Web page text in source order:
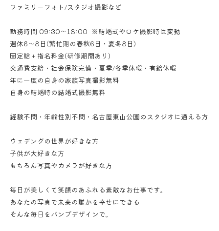
ファミリーフォト/スタジオ撮影など
勤務時間 09:30～18:00 ※結婚式やロケ撮影時は変動
週休6～8日(繁忙期の春秋6日・夏冬8日)
固定給＋指名料金(研修期間あり)
交通費支給・社会保険完備・夏季/冬季休暇・有給休暇
年に一度の自身の家族写真撮影無料
自身の結婚時の結婚式撮影無料
経験不問・年齢性別不問・名古屋東山公園のスタジオに通える方
ウェデングの世界が好きな方
子供が大好きな方
もちろん写真やカメラが好きな方
毎日が美しくて笑顔のあふれる素敵なお仕事です。
あなたの写真で未来の誰かを幸せにできる
そんな毎日をバンプデザインで。